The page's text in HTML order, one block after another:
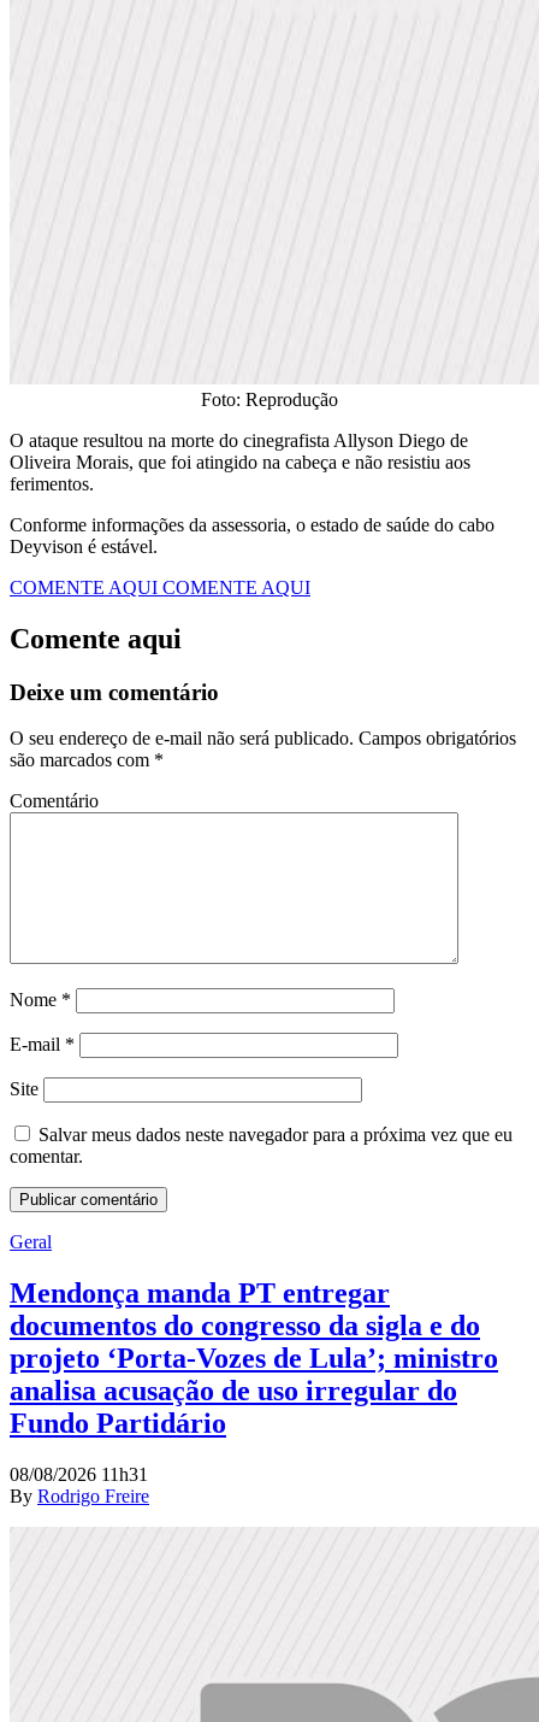
Foto: Reprodução
O ataque resultou na morte do cinegrafista Allyson Diego de
Oliveira Morais, que foi atingido na cabeça e não resistiu aos
ferimentos.
Conforme informações da assessoria, o estado de saúde do cabo
Deyvison é estável.
COMENTE AQUI COMENTE AQUI
Comente aqui
Deixe um comentário
O seu endereço de e-mail não será publicado. Campos obrigatórios
são marcados com *
Comentário
Nome *
E-mail *
Site
Salvar meus dados neste navegador para a próxima vez que eu
comentar.
Geral
Mendonça manda PT entregar
documentos do congresso da sigla e do
projeto ‘Porta-Vozes de Lula’; ministro
analisa acusação de uso irregular do
Fundo Partidário
08/08/2026 11h31
By Rodrigo Freire